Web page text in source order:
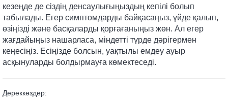
кезеңде де сіздің денсаулығыңыздың кепілі болып
табылады. Егер симптомдарды байқасаңыз, үйде қалып,
өзіңізді және басқаларды қорғағаныңыз жөн. Ал егер
жағдайыңыз нашарласа, міндетті түрде дәрігермен
кеңесіңіз. Есіңізде болсын, уақтылы емдеу ауыр
асқынуларды болдырмауға көмектеседі.
Дереккөздер: